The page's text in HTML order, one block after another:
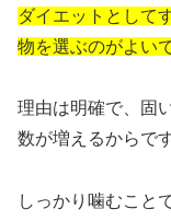
ダイエットとして
物を選ぶのがよい
理由は明確で、固
数が増えるからです
しっかり噛むこと